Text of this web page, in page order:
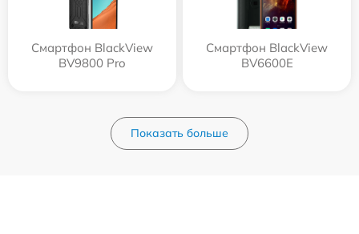
Смартфон BlackView
BV9800 Pro
Смартфон BlackView
BV6600E
Показать больше